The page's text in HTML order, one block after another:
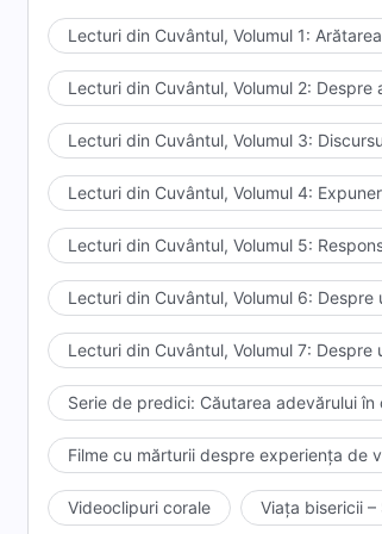
ajungă să cunoască cu adevărat
exprimat atât de mult adevăr,
cunoștințe despre dragostea Sa.
din Cuvântul, Vol. 3:
Lecturi din Cuvântul, Volumul 1:
Lecturi din Cuvântul, Volumul 2:
Lecturi din Cuvântul, Volumul 3:
Lecturi din Cuvântul, Volumul 4:
Lecturi din Cuvântul, Volumul 5:
Lecturi din Cuvântul, Volumul 6: Despre
Lecturi din Cuvântul, Volumul 7: Despre
Serie de predici: Căutarea adevărului în
Filme cu mărturii despre experiența de
Videoclipuri corale Viața bisericii